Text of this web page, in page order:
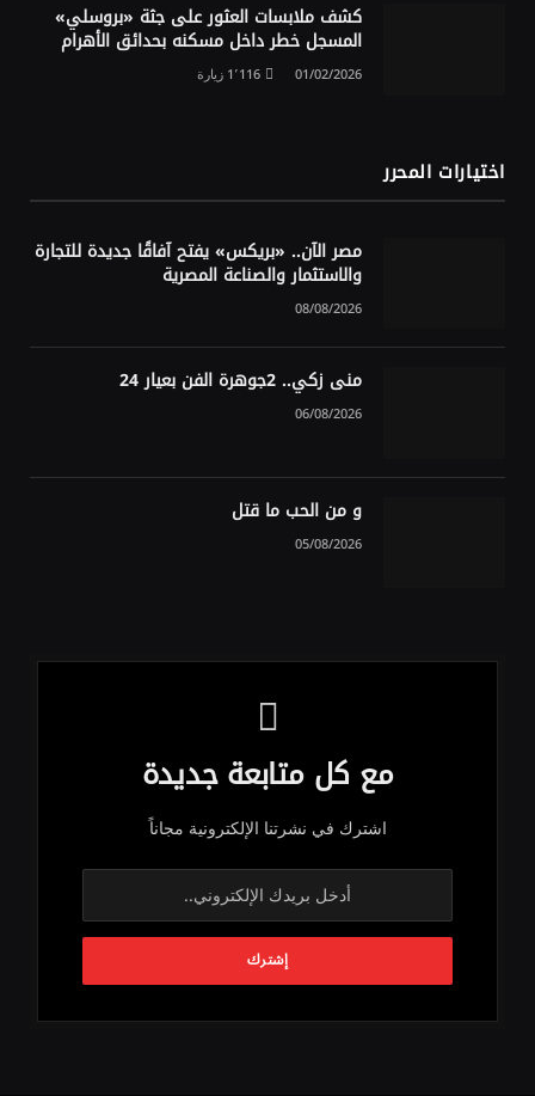
كشف ملابسات العثور على جثة «بروسلي»
المسجل خطر داخل مسكنه بحدائق الأهرام
01/02/2026 1٬116زيارة
اختيارات المحرر
مصر الآن.. «بريكس» يفتح آفاقًا جديدة للتجارة
والاستثمار والصناعة المصرية
08/08/2026
منى زكي.. 2جوهرة الفن بعيار 24
06/08/2026
و من الحب ما قتل
05/08/2026
مع كل متابعة جديدة
اشترك في نشرتنا الإلكترونية مجاناً